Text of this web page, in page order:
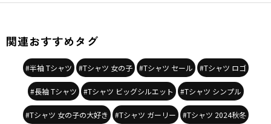
関連おすすめタグ
#半袖 Tシャツ #Tシャツ 女の子 #Tシャツ セール #Tシャツ ロゴ
#長袖 Tシャツ #Tシャツ ビッグシルエット #Tシャツ シンプル
#Tシャツ 女の子の大好き #Tシャツ ガーリー #Tシャツ 2024秋冬